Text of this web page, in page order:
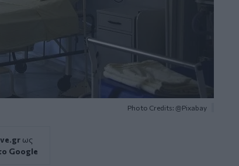
Photo Credits: @Pixabay
ως
Google